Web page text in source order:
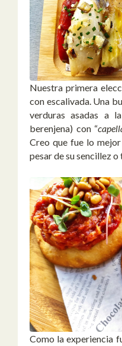
Nuestra primera
con escalivada. Una
verduras asadas a
berenjena) con “
Creo que fue lo
pesar de su sencillez
Como la experiencia